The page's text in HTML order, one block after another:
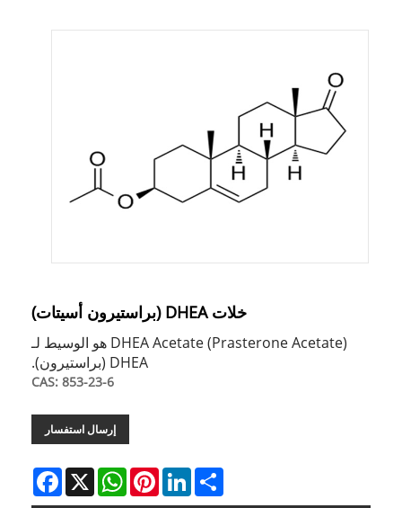
خلات DHEA (براستيرون أسيتات)
DHEA Acetate (Prasterone Acetate) هو الوسيط لـ
DHEA (براستيرون).
CAS: 853-23-6
إرسال استفسار
Facebook X
WhatsAppPinterestLinkedInShare